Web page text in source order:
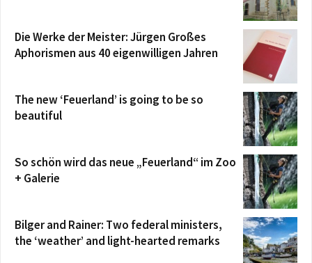
Die Werke der Meister: Jürgen Großes
Aphorismen aus 40 eigenwilligen Jahren
The new ‘Feuerland’ is going to be so
beautiful
So schön wird das neue „Feuerland“ im Zoo
+ Galerie
Bilger and Rainer: Two federal ministers,
the ‘weather’ and light-hearted remarks